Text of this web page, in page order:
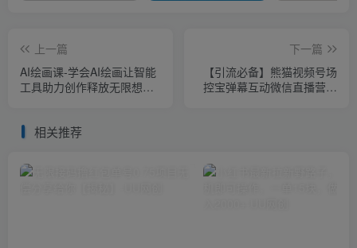
上一篇
AI绘画课-学会AI绘画让智能
工具助力创作释放无限想象
下一篇
【引流必备】熊猫视频号场
控宝弹幕互动微信直播营销
相关推荐